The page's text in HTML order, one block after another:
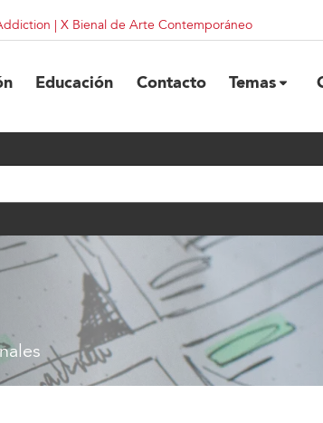
| X Bienal de Arte Contemporáneo
Educación Contacto Temas